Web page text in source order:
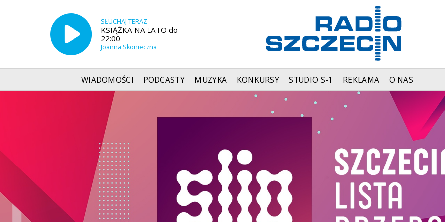
SŁUCHAJ TERAZ
KSIĄŻKA NA LATO do
22:00
Joanna Skonieczna
WIADOMOŚCI PODCASTY MUZYKA KONKURSY STUDIO S-1 REKLAMA O NAS